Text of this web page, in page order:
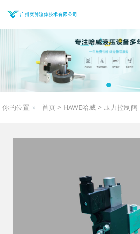
你的位置 首页 > HAWE哈威 > 压力控制阀